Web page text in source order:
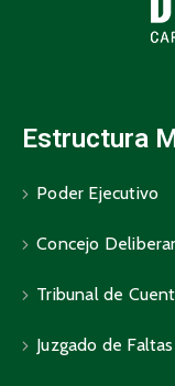
Estructura
Poder Ejecutivo
Concejo
Tribunal de
Juzgado de Faltas